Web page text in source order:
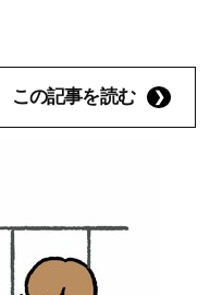
この記事を読む